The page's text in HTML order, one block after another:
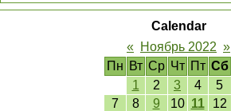
Calendar
« Ноябрь 2022 »
Пн Вт Ср Чт Пт Сб
1
2 3 4 5
7
8 9 10 11 12